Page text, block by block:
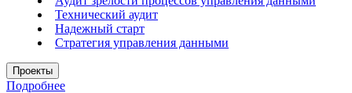
Технический аудит
Надежный старт
Стратегия управления данными
Проекты
Подробнее